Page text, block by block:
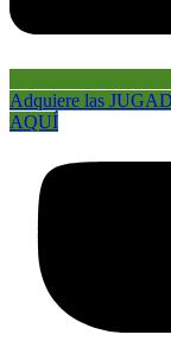
Adquiere las
AQUÍ